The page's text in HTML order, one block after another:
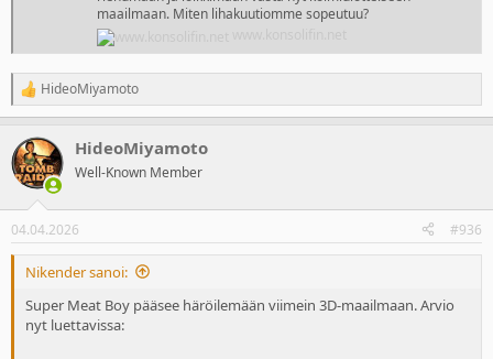
maailmaan. Miten lihakuutiomme sopeutuu?
R
e
c
t
i
s
:
HideoMiyamoto
HideoMiyamoto
Well-Known Member
04.04.2026 #936
Nikender sanoi:
Super Meat Boy pääsee häröilemään viimein 3D-maailmaan. Arvio
nyt luettavissa: